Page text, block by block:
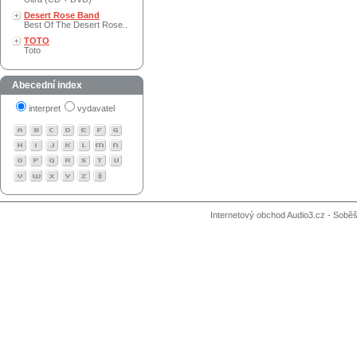
Desert Rose Band
Best Of The Desert Rose..
TOTO
Toto
Abecední index
interpret vydavatel
Internetový obchod Audio3.cz -